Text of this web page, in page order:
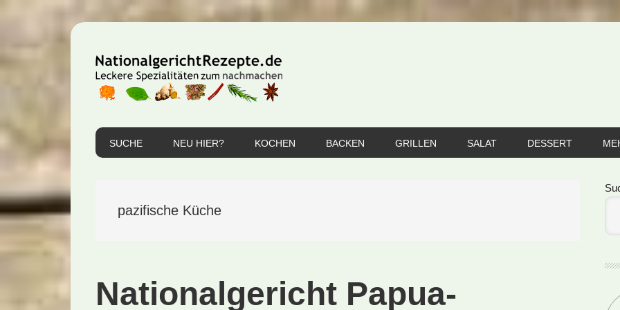
Hauptnavigation
springen
springen
springen
SUCHE NEU HIER? KOCHEN BACKEN GRILLEN SALAT DESSERT
pazifische Küche
Nationalgericht Papua-